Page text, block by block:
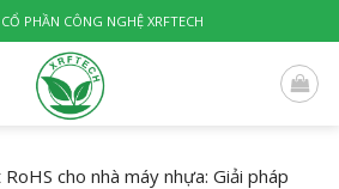
PHẦN CÔNG NGHỆ XRFTECH
cho nhà máy nhựa: Giải pháp